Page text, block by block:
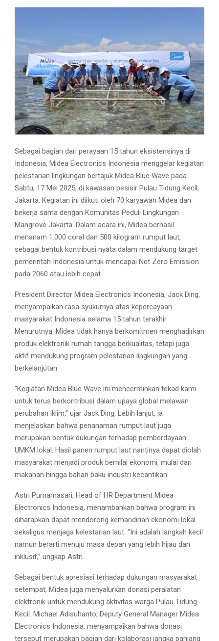
Sebagai bagian dari perayaan 15 tahun eksistensinya di
Indonesia, Midea Electronics Indonesia menggelar kegiatan
pelestarian lingkungan bertajuk Midea Blue Wave pada
Sabtu, 17 Mei 2025, di kawasan pesisir Pulau Tidung Kecil,
Jakarta. Kegiatan ini diikuti oleh 70 karyawan Midea dan
bekerja sama dengan Komunitas Peduli Lingkungan
Mangrove Jakarta. Dalam acara ini, Midea berhasil
menanam 1.000 coral dan 500 kilogram rumput laut,
sebagai bentuk kontribusi nyata dalam mendukung target
pemerintah Indonesia untuk mencapai Net Zero Emission
pada 2060 atau lebih cepat.
President Director Midea Electronics Indonesia, Jack Ding,
menyampaikan rasa syukurnya atas kepercayaan
masyarakat Indonesia selama 15 tahun terakhir.
Menurutnya, Midea tidak hanya berkomitmen menghadirkan
produk elektronik rumah tangga berkualitas, tetapi juga
aktif mendukung program pelestarian lingkungan yang
berkelanjutan.
“Kegiatan Midea Blue Wave ini mencerminkan tekad kami
untuk terus berkontribusi dalam upaya global melawan
perubahan iklim,” ujar Jack Ding. Lebih lanjut, ia
menjelaskan bahwa penanaman rumput laut juga
merupakan bentuk dukungan terhadap pemberdayaan
UMKM lokal. Hasil panen rumput laut nantinya dapat diolah
masyarakat menjadi produk bernilai ekonomi, mulai dari
makanan hingga bahan baku industri kecantikan.
Astri Purnamasari, Head of HR Department Midea
Electronics Indonesia, menambahkan bahwa program ini
diharapkan dapat mendorong kemandirian ekonomi lokal
sekaligus menjaga kelestarian laut. “Ini adalah langkah kecil
namun berarti menuju masa depan yang lebih hijau dan
inklusif,” ungkap Astri.
Sebagai bentuk apresiasi terhadap dukungan masyarakat
setempat, Midea juga menyalurkan donasi peralatan
elektronik untuk mendukung aktivitas warga Pulau Tidung
Kecil. Michael Adisuhanto, Deputy General Manager Midea
Electronics Indonesia, menyampaikan bahwa donasi
tersebut merupakan bagian dari kolaborasi jangka panjang